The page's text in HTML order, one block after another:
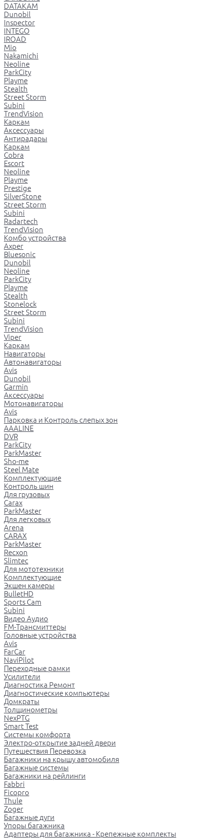
DATAKAM
Dunobil
Inspector
INTEGO
IROAD
Mio
Nakamichi
Neoline
ParkCity
Playme
Stealth
Street Storm
Subini
TrendVision
Каркам
Аксессуары
Антирадары
Каркам
Cobra
Escort
Neoline
Playme
Prestige
SilverStone
Street Storm
Subini
Radartech
TrendVision
Комбо устройства
Axper
Bluesonic
Dunobil
Neoline
ParkCity
Playme
Stealth
Stonelock
Street Storm
Subini
TrendVision
Viper
Каркам
Навигаторы
Автонавигаторы
Avis
Dunobil
Garmin
Аксессуары
Мотонавигаторы
Avis
Парковка и Контроль слепых зон
AAALINE
DVR
ParkCity
ParkMaster
Sho-me
Steel Mate
Комплектующие
Контроль шин
Для грузовых
Carax
ParkMaster
Для легковых
Arena
CARAX
ParkMaster
Recxon
Slimtec
Для мототехники
Комплектующие
Экшен камеры
BulletHD
Sports Cam
Subini
Видео Аудио
FM-Трансмиттеры
Головные устройства
Avis
FarCar
NaviPilot
Переходные рамки
Усилители
Диагностика Ремонт
Диагностические компьютеры
Домкраты
Толщинометры
NexPTG
Smart Test
Системы комфорта
Электро-открытие задней двери
Путешествия Перевозка
Багажники на крышу автомобиля
Багажные системы
Багажники на рейлинги
Fabbri
Ficopro
Thule
Zoger
Багажные дуги
Упоры багажника
Адаптеры для багажника - Крепежные комплекты